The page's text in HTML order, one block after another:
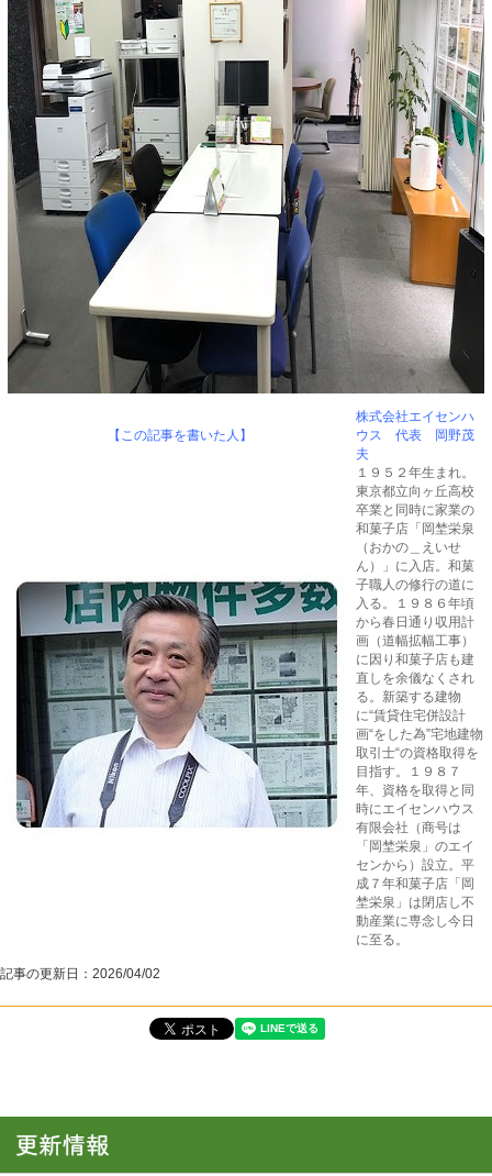
【この記事を書いた人】
株式会社エイセンハ
ウス 代表 岡野茂
夫
１９５２年生まれ。
東京都立向ヶ丘高校
卒業と同時に家業の
和菓子店「岡埜栄泉
（おかの＿えいせ
ん）」に入店。和菓
子職人の修行の道に
入る。１９８６年頃
から春日通り収用計
画（道幅拡幅工事）
に因り和菓子店も建
直しを余儀なくされ
る。新築する建物
に“賃貸住宅併設計
画“をした為”宅地建物
取引士“の資格取得を
目指す。１９８７
年、資格を取得と同
時にエイセンハウス
有限会社（商号は
「岡埜栄泉」のエイ
センから）設立。平
成７年和菓子店「岡
埜栄泉」は閉店し不
動産業に専念し今日
に至る。
記事の更新日： 2026/04/02